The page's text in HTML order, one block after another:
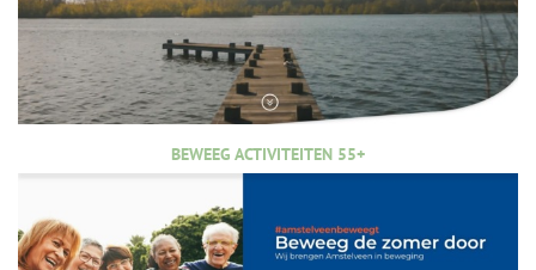
BEWEEG ACTIVITEITEN 55+